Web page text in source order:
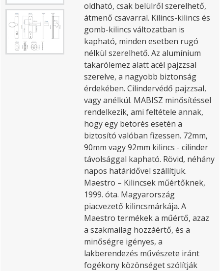
oldható, csak belülről szerelhető,
átmenő csavarral. Kilincs-kilincs és
gomb-kilincs változatban is
kapható, minden esetben rugó
nélkül szerelhető. Az alumínium
takarólemez alatt acél pajzzsal
szerelve, a nagyobb biztonság
érdekében. Cilindervédő pajzzsal,
vagy anélkül. MABISZ minősítéssel
rendelkezik, ami feltétele annak,
hogy egy betörés esetén a
biztosító valóban fizessen. 72mm,
90mm vagy 92mm kilincs - cilinder
távolsággal kapható. Rövid, néhány
napos határidővel szállítjuk.
Maestro – Kilincsek műértőknek,
1999. óta. Magyarország
piacvezető kilincsmárkája. A
Maestro termékek a műértő, azaz
a szakmailag hozzáértő, és a
minőségre igényes, a
lakberendezés művészete iránt
fogékony közönséget szólítják